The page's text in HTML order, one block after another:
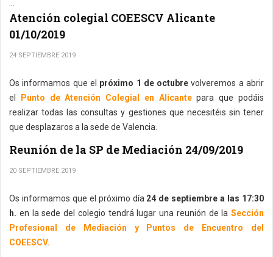
Atención colegial COEESCV Alicante
01/10/2019
24 SEPTIEMBRE 2019
Os informamos que el próximo 1 de octubrevolveremos a abrir
el
Punto de Atención Colegial en Alicantepara que podáis
realizar todas las consultas y gestiones que necesitéis sin tener
que desplazaros a la sede de Valencia.
Reunión de la SP de Mediación 24/09/2019
20 SEPTIEMBRE 2019
Os informamos que el próximo día 24 de septiembre a las 17:30
h. en la sede del colegio tendrá lugar una reunión de la Sección
Profesional de Mediación y Puntos de Encuentro del
COEESCV.